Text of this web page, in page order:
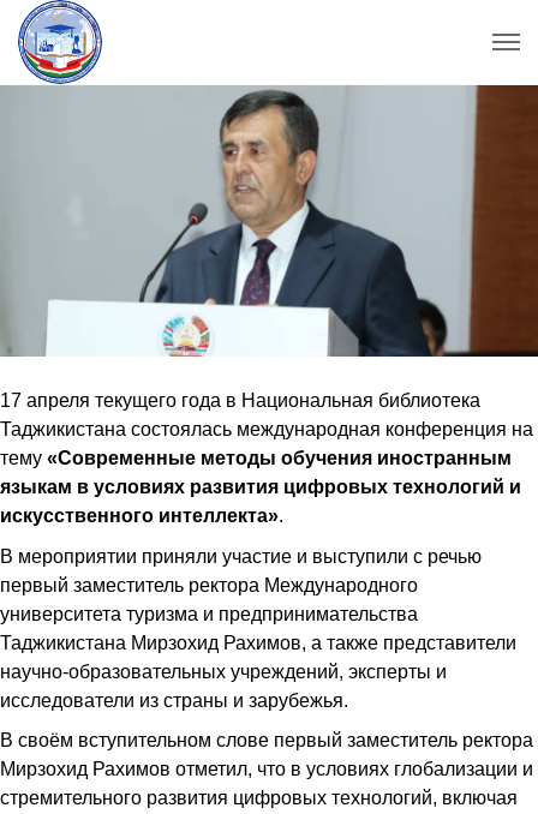
17 апреля текущего года в Национальная библиотека
Таджикистана состоялась международная конференция на
тему «Современные методы обучения иностранным
языкам в условиях развития цифровых технологий и
искусственного интеллекта».
В мероприятии приняли участие и выступили с речью
первый заместитель ректора Международного
университета туризма и предпринимательства
Таджикистана Мирзохид Рахимов, а также представители
научно-образовательных учреждений, эксперты и
исследователи из страны и зарубежья.
В своём вступительном слове первый заместитель ректора
Мирзохид Рахимов отметил, что в условиях глобализации и
стремительного развития цифровых технологий, включая